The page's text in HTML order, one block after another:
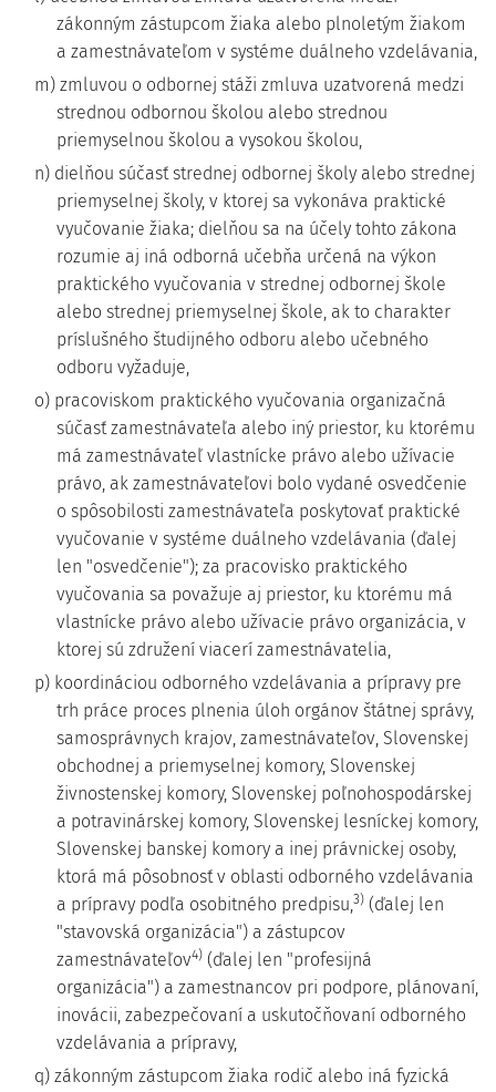
zákonným zástupcom žiaka alebo plnoletým žiakom
a zamestnávateľom v systéme duálneho vzdelávania,
m) zmluvou o odbornej stáži zmluva uzatvorená medzi
strednou odbornou školou alebo strednou
priemyselnou školou a vysokou školou,
n) dielňou súčasť strednej odbornej školy alebo strednej
priemyselnej školy, v ktorej sa vykonáva praktické
vyučovanie žiaka; dielňou sa na účely tohto zákona
rozumie aj iná odborná učebňa určená na výkon
praktického vyučovania v strednej odbornej škole
alebo strednej priemyselnej škole, ak to charakter
príslušného študijného odboru alebo učebného
odboru vyžaduje,
o) pracoviskom praktického vyučovania organizačná
súčasť zamestnávateľa alebo iný priestor, ku ktorému
má zamestnávateľ vlastnícke právo alebo užívacie
právo, ak zamestnávateľovi bolo vydané osvedčenie
o spôsobilosti zamestnávateľa poskytovať praktické
vyučovanie v systéme duálneho vzdelávania (ďalej
len "osvedčenie"); za pracovisko praktického
vyučovania sa považuje aj priestor, ku ktorému má
vlastnícke právo alebo užívacie právo organizácia, v
ktorej sú združení viacerí zamestnávatelia,
p) koordináciou odborného vzdelávania a prípravy pre
trh práce proces plnenia úloh orgánov štátnej správy,
samosprávnych krajov, zamestnávateľov, Slovenskej
obchodnej a priemyselnej komory, Slovenskej
živnostenskej komory, Slovenskej poľnohospodárskej
a potravinárskej komory, Slovenskej lesníckej komory,
Slovenskej banskej komory a inej právnickej osoby,
ktorá má pôsobnosť v oblasti odborného vzdelávania
a prípravy podľa osobitného predpisu,3) (ďalej len
"stavovská organizácia") a zástupcov
zamestnávateľov4) (ďalej len "profesijná
organizácia") a zamestnancov pri podpore, plánovaní,
inovácii, zabezpečovaní a uskutočňovaní odborného
vzdelávania a prípravy,
q) zákonným zástupcom žiaka rodič alebo iná fyzická